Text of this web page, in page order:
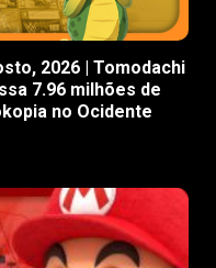
2026 | Tomodachi
7.96 milhões de
no Ocidente